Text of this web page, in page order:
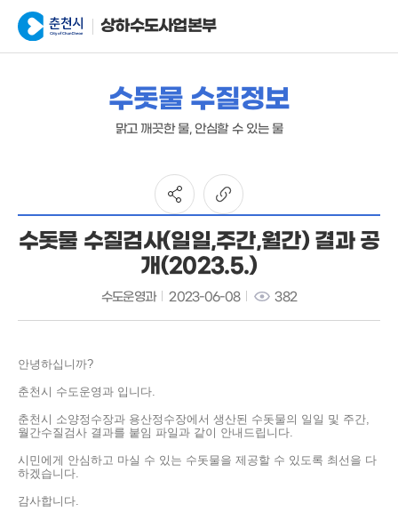
상하수도사업본부
수돗물 수질정보
맑고 깨끗한 물, 안심할 수 있는 물
수돗물 수질검사(일일,주간,월간) 결과 공
개(2023.5.)
수도운영과 2023-06-08 382
안녕하십니까?
춘천시 수도운영과 입니다.
춘천시 소양정수장과 용산정수장에서 생산된 수돗물의 일일 및 주간,
월간수질검사 결과를 붙임 파일과 같이 안내드립니다.
시민에게 안심하고 마실 수 있는 수돗물을 제공할 수 있도록 최선을 다
하겠습니다.
감사합니다.